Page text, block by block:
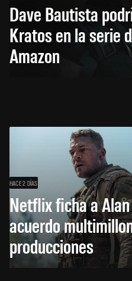
Dave Bautista
Kratos en la serie
Amazon
HACE 2 DÍAS
Netflix ficha a
acuerdo
producciones